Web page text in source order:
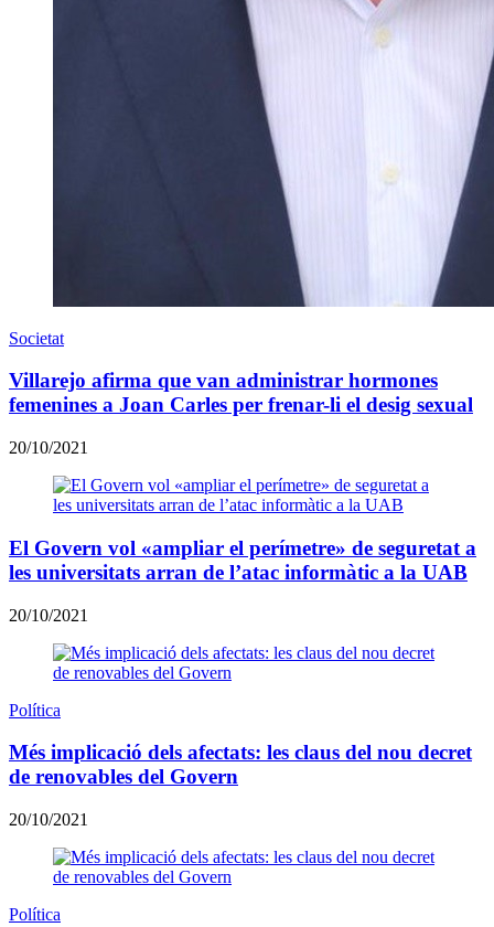
Societat
Villarejo afirma que van administrar hormones
femenines a Joan Carles per frenar-li el desig sexual
20/10/2021
El Govern vol «ampliar el perímetre» de seguretat a
les universitats arran de l’atac informàtic a la UAB
20/10/2021
Política
Més implicació dels afectats: les claus del nou decret
de renovables del Govern
20/10/2021
Política